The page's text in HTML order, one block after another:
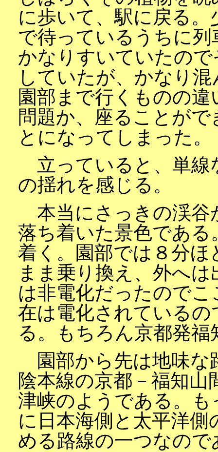
に歩いて、駅に戻る
で待っているうちに
かなりすいていたの
していたが、かなり
園部まで行くものの
問題か、座ることが
とになってしまった。
立っていると、単線
の揺れを感じる。
本当にさっきの渓谷
落ち着いた景色であ
着く。園部では８分
まま乗り換え、外へ
は非電化だったので
在は電化されている
る。もちろん京都発
園部から先は地味な
陰本線の京都－福知
津峡のようである。
に日本海側と太平洋
める路線の一つなので